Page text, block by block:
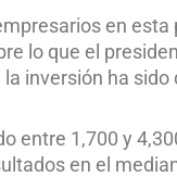
en
lo que el
inversión ha sido
entre 1,700 y
en el